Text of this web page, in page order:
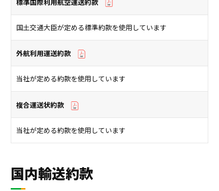
JP EN
国⼟交通⼤⾂が定める標準約款を使⽤しています
外航利用運送約款
当社が定める約款を使用しています
複合運送状約款
当社が定める約款を使用しています
国内輸送約款